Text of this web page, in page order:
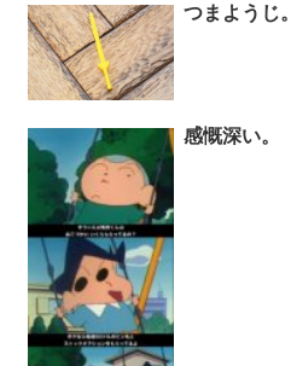
つまようじ。
感慨深い。